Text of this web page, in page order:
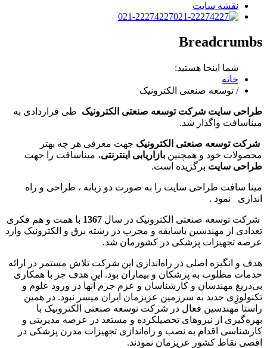
نقشه سایت
021-22274227
Breadcrumbs
شما اینجا هستید:
خانه
/ توسعه صنعتی الکترونیک
طراحی سایت شرکت توسعه صنعتی الکترونیک طی قراردادی به
میناسافت واگذار شد.
شرکت توسعه صنعتی الکترونیک جهت معرفی هر چه بهتر
محصولات خود و همچنین بازاریابی اینترنتی، میناسافت را جهت
طراحی سایت برگزیده است.
مینا سافت طراحی سایت را به صورت دو زبانه ، طراحی و راه
اندازی نمود .
شرکت توسعه صنعتی الکترونیک در سال 1367 با همت و هم فکری
تعدادی از مهندسین باسابقه و مجرب در رشته برق و الکترونيک وارد
عرصه تجهيزات پزشکی در کشورمان شد.
هدف و انگیزه اصلی در راه‌اندازی این شرکت تلاش مستمر در ارائه
خدمات مطلوب به پزشکان و بيماران بود. این هدف جز با همکاری
بی‌دریغ مهندسان و کارشناسان و عزم جزم آنها در ورود علوم و
تکنولوژِی جدید به سرزمین عزیزمان ایران میسر نبود. در همین
راستا مهندسین فعال در شرکت توسعه صنعتی الکترونيک با
بهره‌گیری از نیروهای تحصیلکرده و مستعد در عرصه مدیریتی و
کارشناسی اقدام به نصب و راه‌اندازی تجهيزات مدرن پزشکی در
اقصی نقاط کشور عزیزمان نمودند.